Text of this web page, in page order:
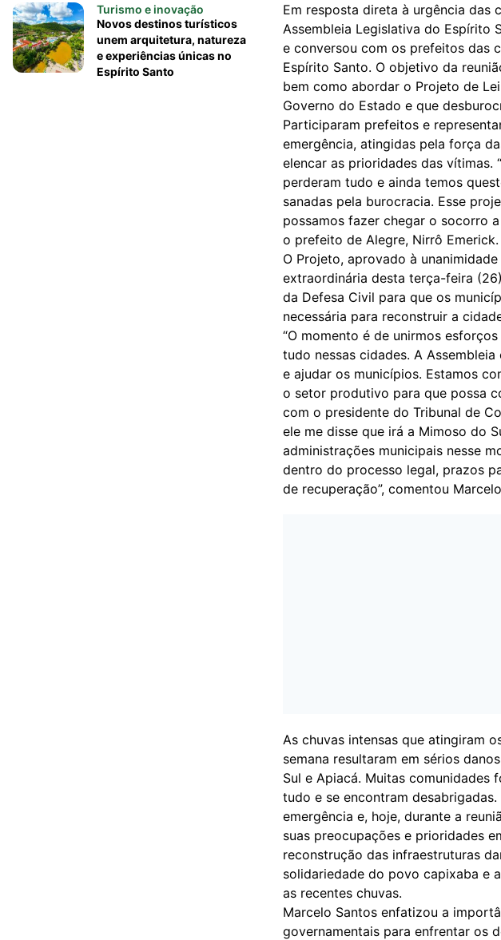
Turismo e inovação
Novos destinos turísticos
unem arquitetura, natureza
e experiências únicas no
Espírito Santo
Em resposta direta à urgência das
Assembleia Legislativa do Espírito
e conversou com os prefeitos das
Espírito Santo. O objetivo da
bem como abordar o Projeto de
Governo do Estado e que
Participaram prefeitos e
emergência, atingidas pela força
elencar as prioridades das vítimas.
perderam tudo e ainda temos
sanadas pela burocracia. Esse
possamos fazer chegar o socorro
o prefeito de Alegre, Nirrô Emerick.
O Projeto, aprovado à
extraordinária desta terça-feira
da Defesa Civil para que os
necessária para reconstruir a
“O momento é de unirmos
tudo nessas cidades. A
e ajudar os municípios. Estamos
o setor produtivo para que possa
com o presidente do Tribunal de
ele me disse que irá a Mimoso do
administrações municipais nesse
dentro do processo legal, prazos
de recuperação”, comentou
As chuvas intensas que atingiram
semana resultaram em sérios
Sul e Apiacá. Muitas comunidades
tudo e se encontram
emergência e, hoje, durante a
suas preocupações e prioridades
reconstrução das infraestruturas
solidariedade do povo capixaba e
as recentes chuvas.
Marcelo Santos enfatizou a
governamentais para enfrentar os